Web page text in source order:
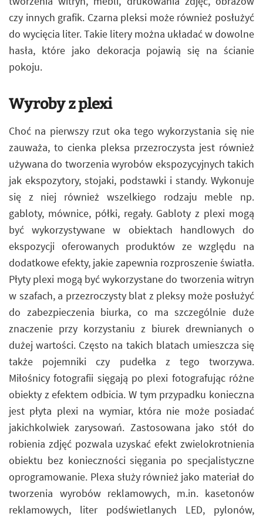
czy innych grafik. Czarna pleksi może również posłużyć
do wycięcia liter. Takie litery można układać w dowolne
hasła, które jako dekoracja pojawią się na ścianie
pokoju.
Wyroby z plexi
Choć na pierwszy rzut oka tego wykorzystania się nie
zauważa, to cienka pleksa przezroczysta jest również
używana do tworzenia wyrobów ekspozycyjnych takich
jak ekspozytory, stojaki, podstawki i standy. Wykonuje
się z niej również wszelkiego rodzaju meble np.
gabloty, mównice, półki, regały. Gabloty z plexi mogą
być wykorzystywane w obiektach handlowych do
ekspozycji oferowanych produktów ze względu na
dodatkowe efekty, jakie zapewnia rozproszenie światła.
Płyty plexi mogą być wykorzystane do tworzenia witryn
w szafach, a przezroczysty blat z pleksy może posłużyć
do zabezpieczenia biurka, co ma szczególnie duże
znaczenie przy korzystaniu z biurek drewnianych o
dużej wartości. Często na takich blatach umieszcza się
także pojemniki czy pudełka z tego tworzywa.
Miłośnicy fotografii sięgają po plexi fotografując różne
obiekty z efektem odbicia. W tym przypadku konieczna
jest płyta plexi na wymiar, która nie może posiadać
jakichkolwiek zarysowań. Zastosowana jako stół do
robienia zdjęć pozwala uzyskać efekt zwielokrotnienia
obiektu bez konieczności sięgania po specjalistyczne
oprogramowanie. Plexa służy również jako materiał do
tworzenia wyrobów reklamowych, m.in. kasetonów
reklamowych, liter podświetlanych LED, pylonów,